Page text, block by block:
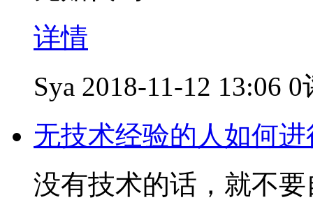
详情
Sya 2018-11-12 13:06 0
无技术经验的人如何
没有技术的话，就不